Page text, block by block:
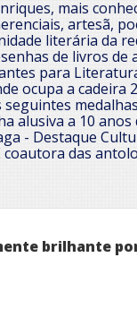
mais
artesã,
literária da
de livros
para
ocupa a
seguintes
alusiva a 10
- Destaque
coautora das
brilhante